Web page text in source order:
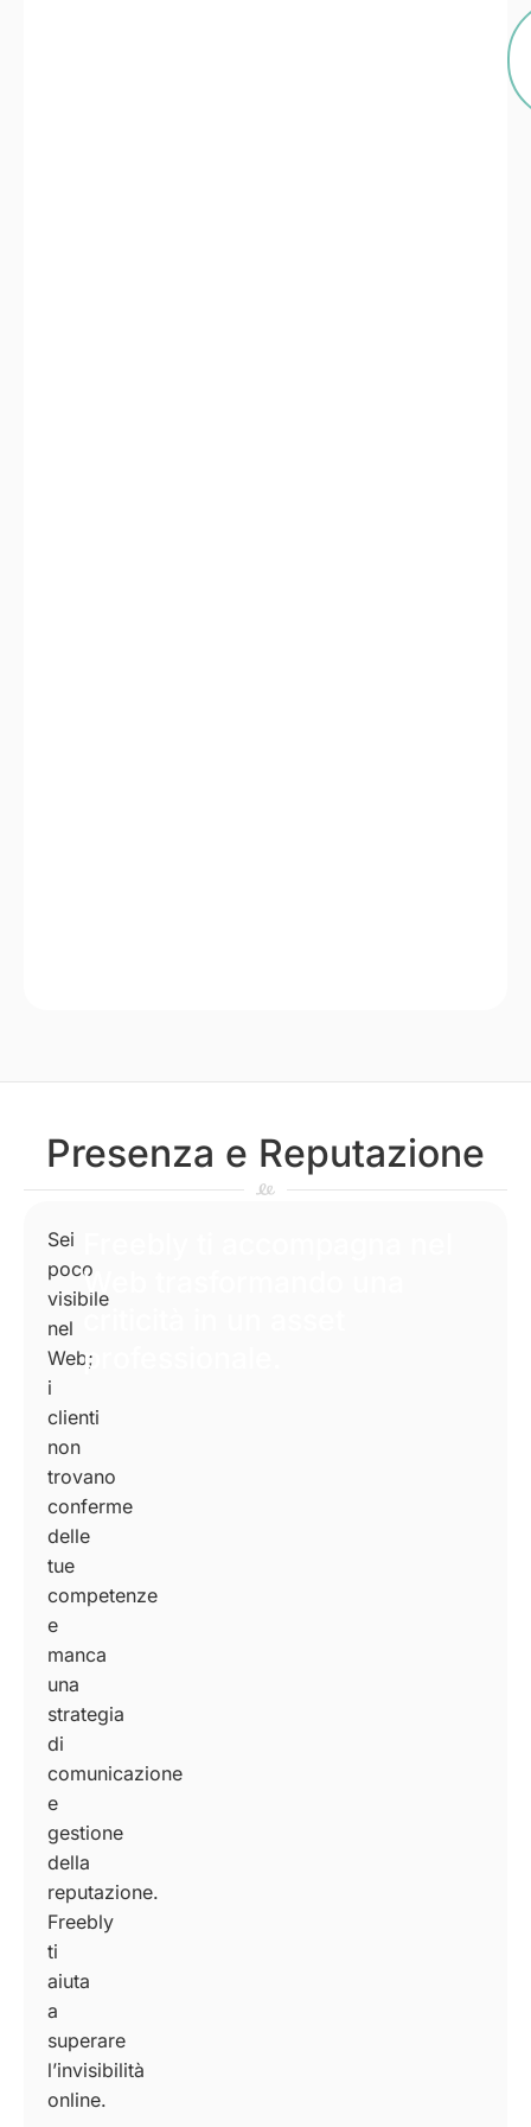
Presenza e Reputazione
Sei
poco
visibile
nel
Web;
i
clienti
non
trovano
conferme
delle
tue
competenze
e
manca
una
strategia
di
comunicazione
e
gestione
della
reputazione.
Freebly
ti
aiuta
a
superare
l’invisibilità
online.
Web trasformando una
professionale.